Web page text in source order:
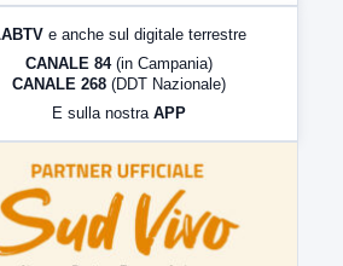
LabNews (Diretta)
LabNews (replica)
e anche sul digitale terrestre
CANALE 84 (in Campania)
CANALE 268 (DDT Nazionale)
E sulla nostra APP